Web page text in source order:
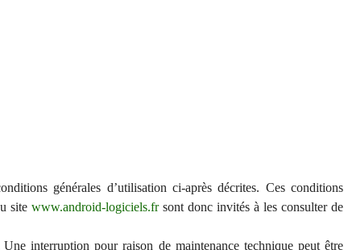
générales d’utilisation ci-après décrites. Ces conditions
site www.android-logiciels.frsont donc invités à les consulter de
interruption pour raison de maintenance technique peut être